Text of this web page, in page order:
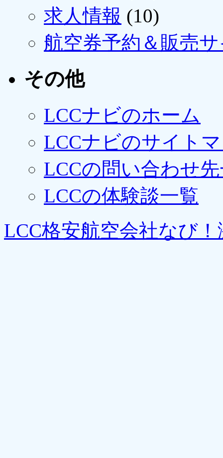
求人情報 (10)
航空券予約＆販売
その他
LCCナビのホーム
LCCナビのサイト
LCCの問い合わせ
LCCの体験談一覧
LCC格安航空会社なび